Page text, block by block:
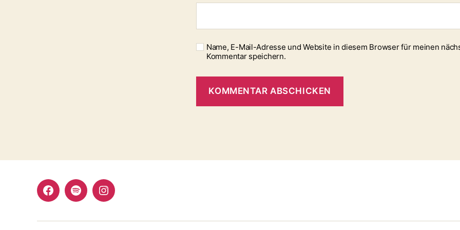
Name, E-Mail-Adresse und Website in diesem Browser für meinen
Kommentar speichern.
FacebookSpotifyInstagram